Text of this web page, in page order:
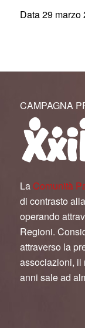
Data 29 marzo
CAMPAGNA
La Comunità
di contrasto
operando
Regioni.
attraverso la
associazioni, il
anni sale ad